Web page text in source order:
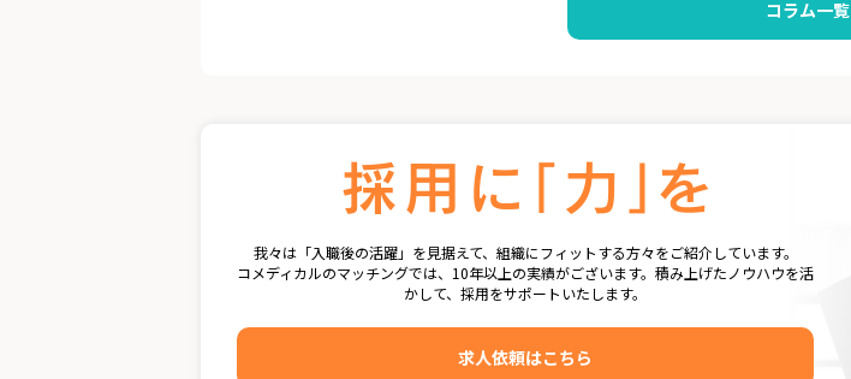
コラム一覧
我々は「入職後の活躍」を見据えて、組織にフィットする方々をご紹介しています。
コメディカルのマッチングでは、10年以上の実績がございます。積み上げたノウハウを活
かして、採用をサポートいたします。
求人依頼はこちら